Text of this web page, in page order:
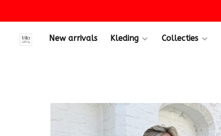
New arrivals Kleding Collecties